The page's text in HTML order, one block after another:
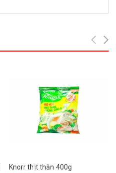
Knorr thịt thăn 400g